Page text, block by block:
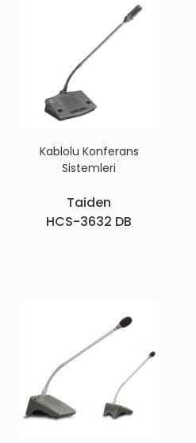
Kablolu Konferans
Sistemleri
Taiden
HCS-3632 DB